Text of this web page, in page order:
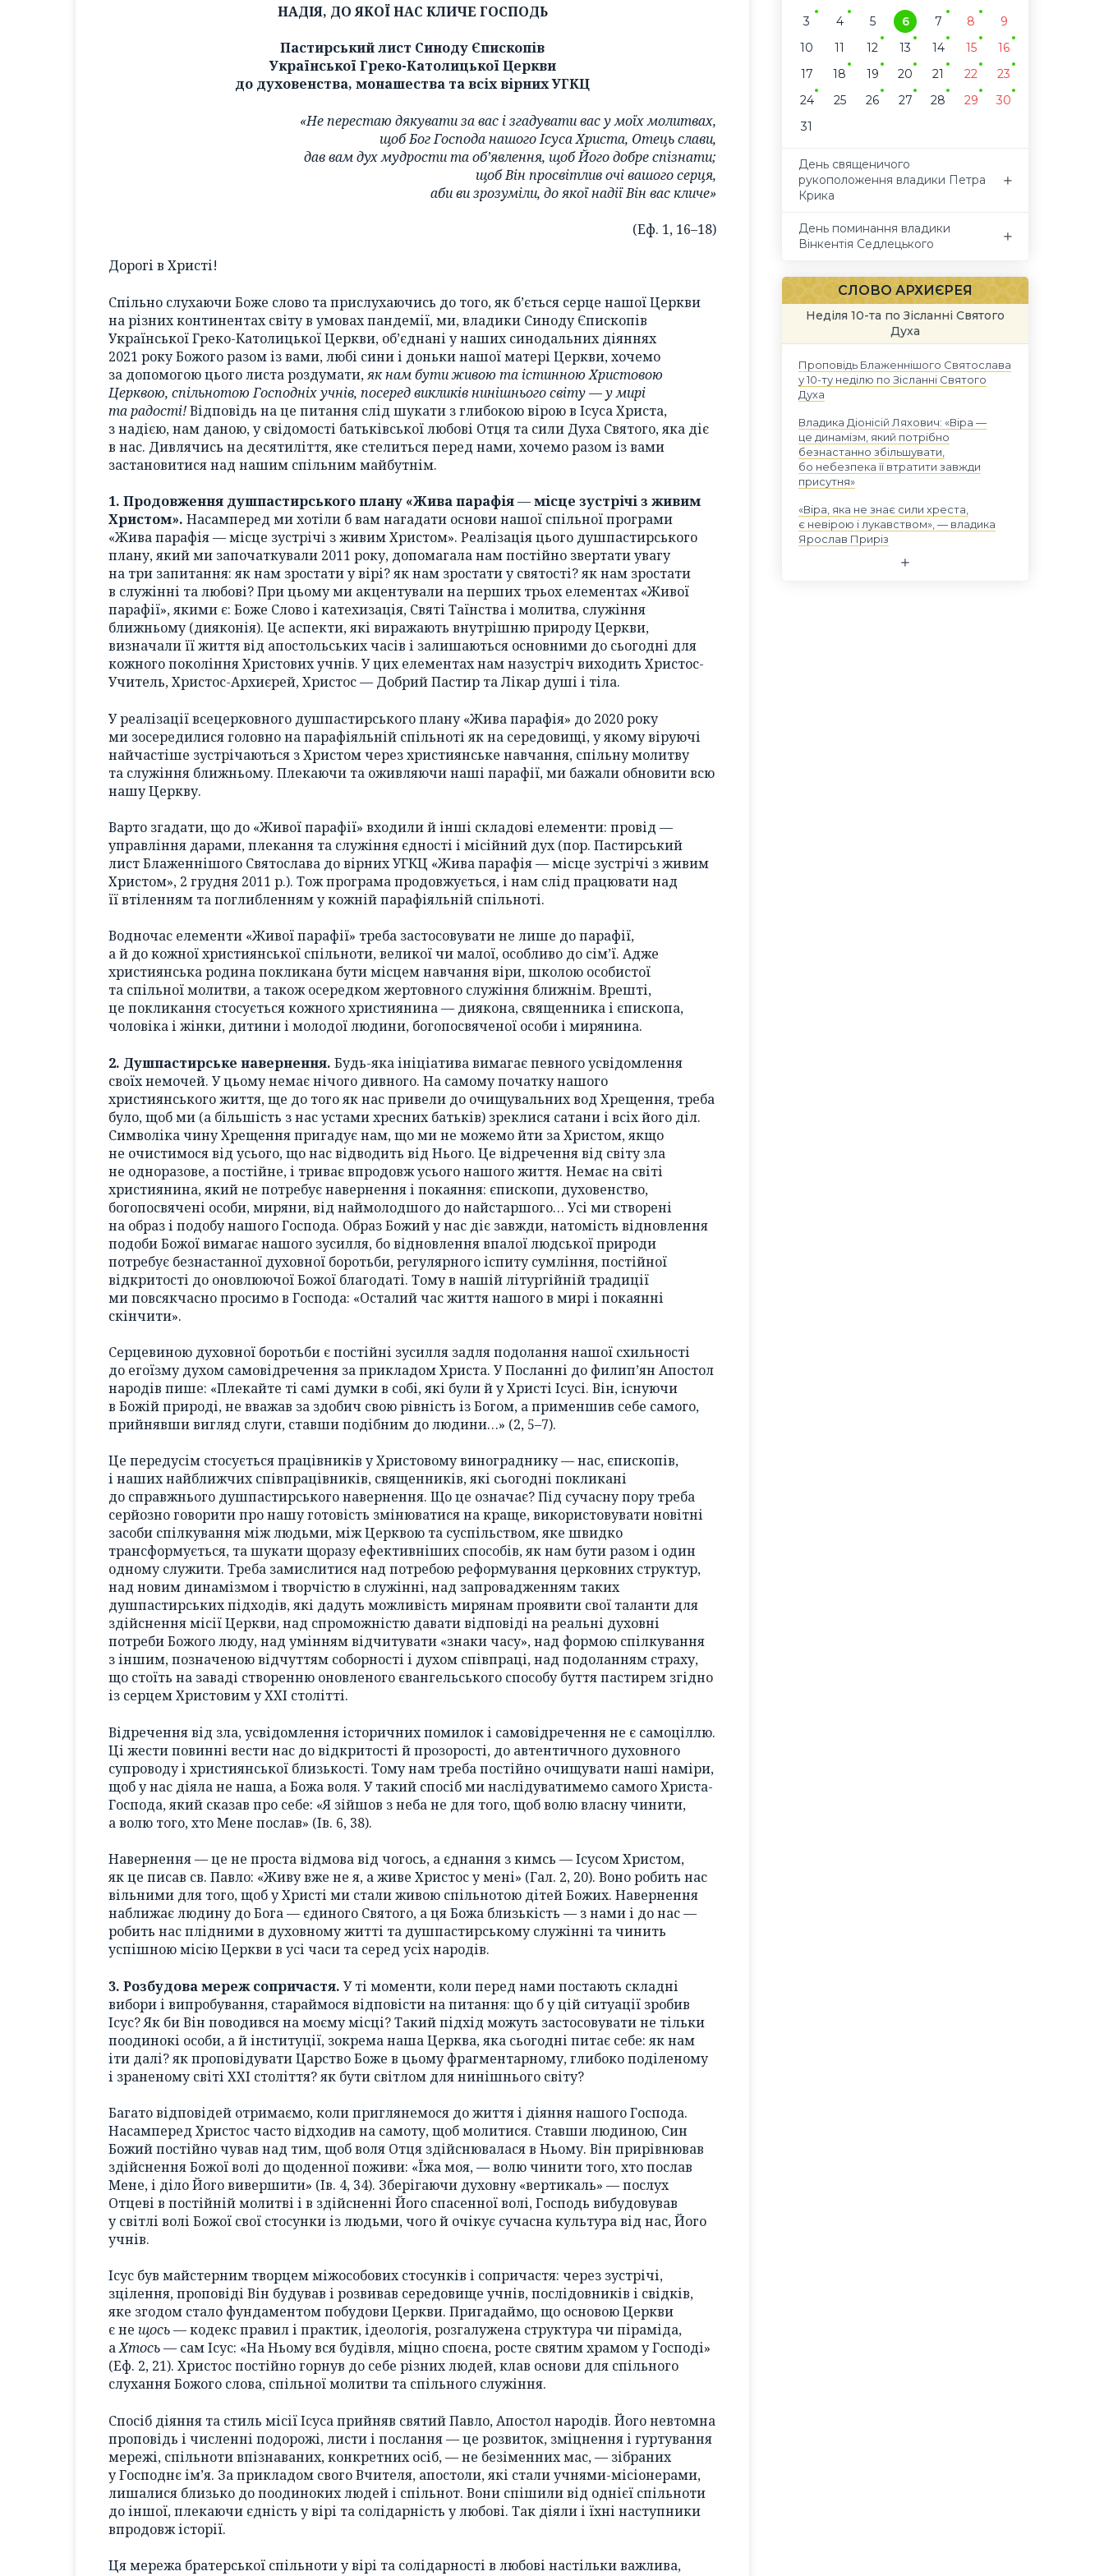
НАДІЯ, ДО ЯКОЇ НАС КЛИЧЕ ГОСПОДЬ
Пастирський лист Синоду Єпископів
Української Греко-Католицької Церкви
до духовенства, монашества та всіх вірних УГКЦ
«Не перестаю дякувати за вас і згадувати вас у моїх молитвах,
щоб Бог Господа нашого Ісуса Христа, Отець слави,
дав вам дух мудрости та об’явлення, щоб Його добре спізнати;
щоб Він просвітлив очі вашого серця,
аби ви зрозуміли, до якої надії Він вас кличе»
(Еф. 1, 16–18)
Дорогі в Христі!
Спільно слухаючи Боже слово та прислухаючись до того, як б’ється серце нашої Церкви
на різних континентах світу в умовах пандемії, ми, владики Синоду Єпископів
Української Греко-Католицької Церкви, об’єднані у наших синодальних діяннях
2021 року Божого разом із вами, любі сини і доньки нашої матері Церкви, хочемо
за допомогою цього листа роздумати,як нам бути живою та істинною Христовою
Церквою, спільнотою Господніх учнів, посеред викликів нинішнього світу—у мирі
та радості!Відповідь на це питання слід шукати з глибокою вірою в Ісуса Христа,
з надією, нам даною, у свідомості батьківської любові Отця та сили Духа Святого, яка діє
в нас. Дивлячись на десятиліття, яке стелиться перед нами, хочемо разом із вами
застановитися над нашим спільним майбутнім.
1. Продовження душпастирського плану «Жива парафія—місце зустрічі з живим
Христом». Насамперед ми хотіли б вам нагадати основи нашої спільної програми
«Жива парафія — місце зустрічі з живим Христом». Реалізація цього душпастирського
плану, який ми започаткували 2011 року, допомагала нам постійно звертати увагу
на три запитання: як нам зростати у вірі? як нам зростати у святості? як нам зростати
в служінні та любові? При цьому ми акцентували на перших трьох елементах «Живої
парафії», якими є: Боже Слово і катехизація, Святі Таїнства і молитва, служіння
ближньому (дияконія). Це аспекти, які виражають внутрішню природу Церкви,
визначали її життя від апостольських часів і залишаються основними до сьогодні для
кожного покоління Христових учнів. У цих елементах нам назустріч виходить Христос-
Учитель, Христос-Архиєрей, Христос — Добрий Пастир та Лікар душі і тіла.
У реалізації всецерковного душпастирського плану «Жива парафія» до 2020 року
ми зосередилися головно на парафіяльній спільноті як на середовищі, у якому віруючі
найчастіше зустрічаються з Христом через християнське навчання, спільну молитву
та служіння ближньому. Плекаючи та оживляючи наші парафії, ми бажали обновити всю
нашу Церкву.
Варто згадати, що до «Живої парафії» входили й інші складові елементи: провід —
управління дарами, плекання та служіння єдності і місійний дух (пор. Пастирський
лист Блаженнішого Святослава до вірних УГКЦ «Жива парафія — місце зустрічі з живим
Христом», 2 грудня 2011 р.). Тож програма продовжується, і нам слід працювати над
її втіленням та поглибленням у кожній парафіяльній спільноті.
Водночас елементи «Живої парафії» треба застосовувати не лише до парафії,
а й до кожної християнської спільноти, великої чи малої, особливо до сім’ї. Адже
християнська родина покликана бути місцем навчання віри, школою особистої
та спільної молитви, а також осередком жертовного служіння ближнім. Врешті,
це покликання стосується кожного християнина — диякона, священника і єпископа,
чоловіка і жінки, дитини і молодої людини, богопосвяченої особи і мирянина.
2. Душпастирське навернення. Будь-яка ініціатива вимагає певного усвідомлення
своїх немочей. У цьому немає нічого дивного. На самому початку нашого
християнського життя, ще до того як нас привели до очищувальних вод Хрещення, треба
було, щоб ми (а більшість з нас устами хресних батьків) зреклися сатани і всіх його діл.
Символіка чину Хрещення пригадує нам, що ми не можемо йти за Христом, якщо
не очистимося від усього, що нас відводить від Нього. Це відречення від світу зла
не одноразове, а постійне, і триває впродовж усього нашого життя. Немає на світі
християнина, який не потребує навернення і покаяння: єпископи, духовенство,
богопосвячені особи, миряни, від наймолодшого до найстаршого… Усі ми створені
на образ і подобу нашого Господа. Образ Божий у нас діє завжди, натомість відновлення
подоби Божої вимагає нашого зусилля, бо відновлення впалої людської природи
потребує безнастанної духовної боротьби, регулярного іспиту сумління, постійної
відкритості до оновлюючої Божої благодаті. Тому в нашій літургійній традиції
ми повсякчасно просимо в Господа: «Осталий час життя нашого в мирі і покаянні
скінчити».
Серцевиною духовної боротьби є постійні зусилля задля подолання нашої схильності
до егоїзму духом самовідречення за прикладом Христа. У Посланні до филип’ян Апостол
народів пише: «Плекайте ті самі думки в собі, які були й у Христі Ісусі. Він, існуючи
в Божій природі, не вважав за здобич свою рівність із Богом, а применшив себе самого,
прийнявши вигляд слуги, ставши подібним до людини…» (2, 5–7).
Це передусім стосується працівників у Христовому винограднику — нас, єпископів,
і наших найближчих співпрацівників, священників, які сьогодні покликані
до справжнього душпастирського навернення. Що це означає? Під сучасну пору треба
серйозно говорити про нашу готовість змінюватися на краще, використовувати новітні
засоби спілкування між людьми, між Церквою та суспільством, яке швидко
трансформується, та шукати щоразу ефективніших способів, як нам бути разом і один
одному служити. Треба замислитися над потребою реформування церковних структур,
над новим динамізмом і творчістю в служінні, над запровадженням таких
душпастирських підходів, які дадуть можливість мирянам проявити свої таланти для
здійснення місії Церкви, над спроможністю давати відповіді на реальні духовні
потреби Божого люду, над умінням відчитувати «знаки часу», над формою спілкування
з іншим, позначеною відчуттям соборності і духом співпраці, над подоланням страху,
що стоїть на заваді створенню оновленого євангельського способу буття пастирем згідно
із серцем Христовим у ХХІ столітті.
Відречення від зла, усвідомлення історичних помилок і самовідречення не є самоціллю.
Ці жести повинні вести нас до відкритості й прозорості, до автентичного духовного
супроводу і християнської близькості. Тому нам треба постійно очищувати наші наміри,
щоб у нас діяла не наша, а Божа воля. У такий спосіб ми наслідуватимемо самого Христа-
Господа, який сказав про себе: «Я зійшов з неба не для того, щоб волю власну чинити,
а волю того, хто Мене послав» (Ів. 6, 38).
Навернення — це не проста відмова від чогось, а єднання з кимсь — Ісусом Христом,
як це писав св. Павло: «Живу вже не я, а живе Христос у мені» (Гал. 2, 20). Воно робить нас
вільними для того, щоб у Христі ми стали живою спільнотою дітей Божих. Навернення
наближає людину до Бога — єдиного Святого, а ця Божа близькість — з нами і до нас —
робить нас плідними в духовному житті та душпастирському служінні та чинить
успішною місію Церкви в усі часи та серед усіх народів.
3. Розбудова мереж сопричастя. У ті моменти, коли перед нами постають складні
вибори і випробування, стараймося відповісти на питання: що б у цій ситуації зробив
Ісус? Як би Він поводився на моєму місці? Такий підхід можуть застосовувати не тільки
поодинокі особи, а й інституції, зокрема наша Церква, яка сьогодні питає себе: як нам
іти далі? як проповідувати Царство Боже в цьому фрагментарному, глибоко поділеному
і зраненому світі ХХІ століття? як бути світлом для нинішнього світу?
Багато відповідей отримаємо, коли приглянемося до життя і діяння нашого Господа.
Насамперед Христос часто відходив на самоту, щоб молитися. Ставши людиною, Син
Божий постійно чував над тим, щоб воля Отця здійснювалася в Ньому. Він прирівнював
здійснення Божої волі до щоденної поживи: «Їжа моя, — волю чинити того, хто послав
Мене, і діло Його вивершити» (Ів. 4, 34). Зберігаючи духовну «вертикаль» — послух
Отцеві в постійній молитві і в здійсненні Його спасенної волі, Господь вибудовував
у світлі волі Божої свої стосунки із людьми, чого й очікує сучасна культура від нас, Його
учнів.
Ісус був майстерним творцем міжособових стосунків і сопричастя: через зустрічі,
зцілення, проповіді Він будував і розвивав середовище учнів, послідовників і свідків,
яке згодом стало фундаментом побудови Церкви. Пригадаймо, що основою Церкви
є не щось— кодекс правил і практик, ідеологія, розгалужена структура чи піраміда,
аХтось— сам Ісус: «На Ньому вся будівля, міцно споєна, росте святим храмом у Господі»
(Еф. 2, 21). Христос постійно горнув до себе різних людей, клав основи для спільного
слухання Божого слова, спільної молитви та спільного служіння.
Спосіб діяння та стиль місії Ісуса прийняв святий Павло, Апостол народів. Його невтомна
проповідь і численні подорожі, листи і послання — це розвиток, зміцнення і гуртування
мережі, спільноти впізнаваних, конкретних осіб, — не безіменних мас, — зібраних
у Господнє ім’я. За прикладом свого Вчителя, апостоли, які стали учнями-місіонерами,
лишалися близько до поодиноких людей і спільнот. Вони спішили від однієї спільноти
до іншої, плекаючи єдність у вірі та солідарність у любові. Так діяли і їхні наступники
впродовж історії.
Ця мережа братерської спільноти у вірі та солідарності в любові настільки важлива,
3
4 5 6 7 8
9
10
11 12 13 14 15
16
17
18 19 20 21 22
23
24
25 26 27 28 29
30
31
День священичого
рукоположення владики Петра
Крика
День поминання владики
Вінкентія Седлецького
СЛОВО АРХИЄРЕЯ
Неділя 10-та по Зісланні Святого
Духа
Проповідь Блаженнішого Святослава
у 10-ту неділю по Зісланні Святого
Духа
Владика Діонісій Ляхович: «Віра —
це динамізм, який потрібно
безнастанно збільшувати,
бо небезпека її втратити завжди
присутня»
«Віра, яка не знає сили хреста,
є невірою і лукавством», — владика
Ярослав Приріз